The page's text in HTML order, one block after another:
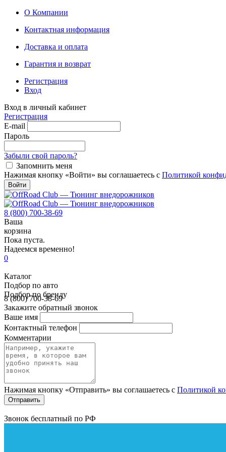
О Компании
Контактная информация
Доставка и оплата
Гарантия и возврат
Регистрация
Вход
Вход в личный кабинет
Регистрация
E-mail
Пароль
Забыли свой пароль?
Запомнить меня
Нажимая кнопку «Войти» вы соглашаетесь с Политикой
Войти
8 (800) 700-38-69
Ваша
корзина
Пока пуста.
Надеемся временно!
0
Каталог
Подбор по авто
Подбор по бренду
8 (800) 700-38-69
Закажите обратный звонок
Ваше имя
Контактный телефон
Комментарии
Нажимая кнопку «Отправить» вы соглашаетесь с Политикой
Звонок бесплатный по РФ